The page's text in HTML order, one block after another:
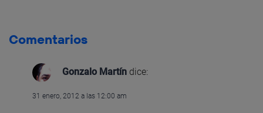
Comentarios
Gonzalo Martín dice:
31 enero, 2012 a las 12:00 am